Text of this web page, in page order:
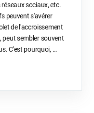
sociaux, etc.
peuvent s'avérer
de l'accroissement
peut sembler souvent
C'est pourquoi, …